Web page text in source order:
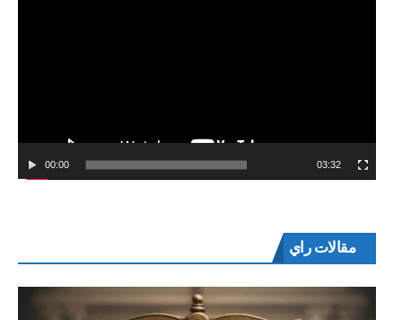
00:00 03:32
مقالات راي